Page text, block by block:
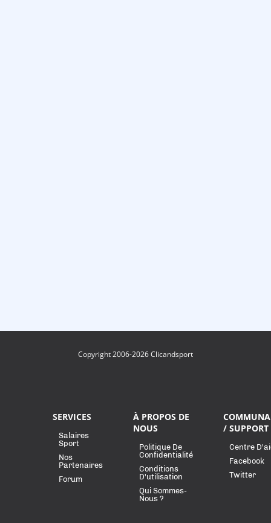
Copyright 2006-2026 Clicandsport
SERVICES
Salaires
Sport
Nos
Partenaires
Forum
À PROPOS DE
NOUS
Politique De
Confidentialité
Conditions
D'utilisation
Qui Sommes-
Nous ?
/ SUPPORT
Centre
Facebook
Twitter